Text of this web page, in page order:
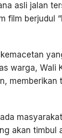
asli jalan
film berjudul
warga, Wali
memberikan
akan timbul